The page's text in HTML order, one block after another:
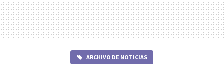
ARCHIVO DE NOTICIAS